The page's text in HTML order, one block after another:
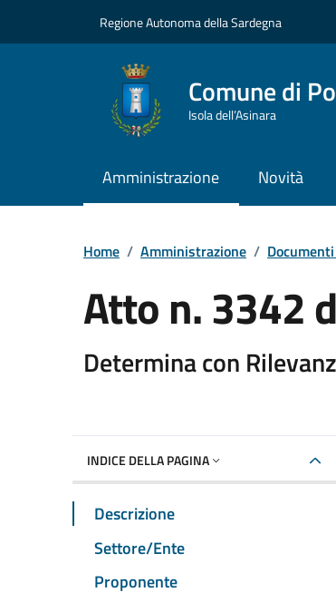
Regione Autonoma della Sardegna
Comune di
Isola dell’Asinara
Amministrazione Novità
Home / Amministrazione /
Atto n. 3342
Determina con
INDICE DELLA PAGINA
Descrizione
Settore/Ente
Proponente